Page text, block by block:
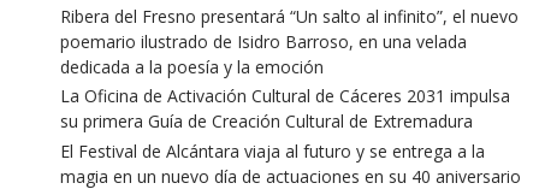
Ribera del Fresno presentará “Un salto al infinito”, el nuevo
poemario ilustrado de Isidro Barroso, en una velada
dedicada a la poesía y la emoción
La Oficina de Activación Cultural de Cáceres 2031 impulsa
su primera Guía de Creación Cultural de Extremadura
El Festival de Alcántara viaja al futuro y se entrega a la
magia en un nuevo día de actuaciones en su 40 aniversario